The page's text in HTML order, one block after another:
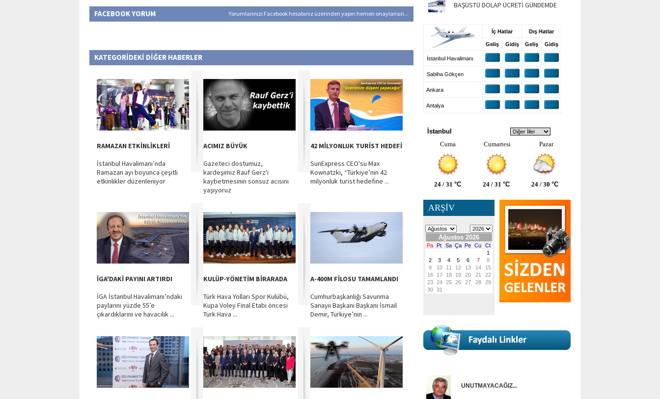
FACEBOOK YORUM Yorumlarınızı Facebook hesabınız üzerinden yapın hemen onaylansın...
KATEGORİDEKİ DİĞER HABERLER
RAMAZAN ETKİNLİKLERİ
İstanbul Havalimanı’nda
Ramazan ayı boyunca çeşitli
etkinlikler düzenleniyor
ACIMIZ BÜYÜK
Gazeteci dostumuz,
kardeşimiz Rauf Gerz'i
kaybetmesinin sonsuz acısını
yaşıyoruz
42 MİLYONLUK TURİST HEDEFİ
SunExpress CEO'su Max
Kownatzki, “Türkiye’nin 42
milyonluk turist hedefine ...
İGA'DAKİ PAYINI ARTIRDI
İGA İstanbul Havalimanı’ndaki
paylarını yüzde 55’e
çıkardıklarını ve havacılık ...
KULÜP-YÖNETİM BİRARADA
Türk Hava Yolları Spor Kulübü,
Kupa Voley Final Etabı öncesi
Türk Hava ...
A-400M FİLOSU TAMAMLANDI
Cumhurbaşkanlığı Savunma
Sanayii Başkanı Başkanı İsmail
Demir, Türkiye’nin ...
BAŞÜSTÜ DOLAP ÜCRETİ GÜNDEMDE
İç Hatlar Dış Hatlar
Geliş Gidiş Geliş Gidiş
İstanbul Havalimanı
Sabiha Gökçen
Ankara
Antalya
İstanbul
Cuma
Cumartesi Pazar
24 / 31 °C 24 / 31 °C 24 / 30 °C
ARŞİV
UNUTMAYACAĞIZ...